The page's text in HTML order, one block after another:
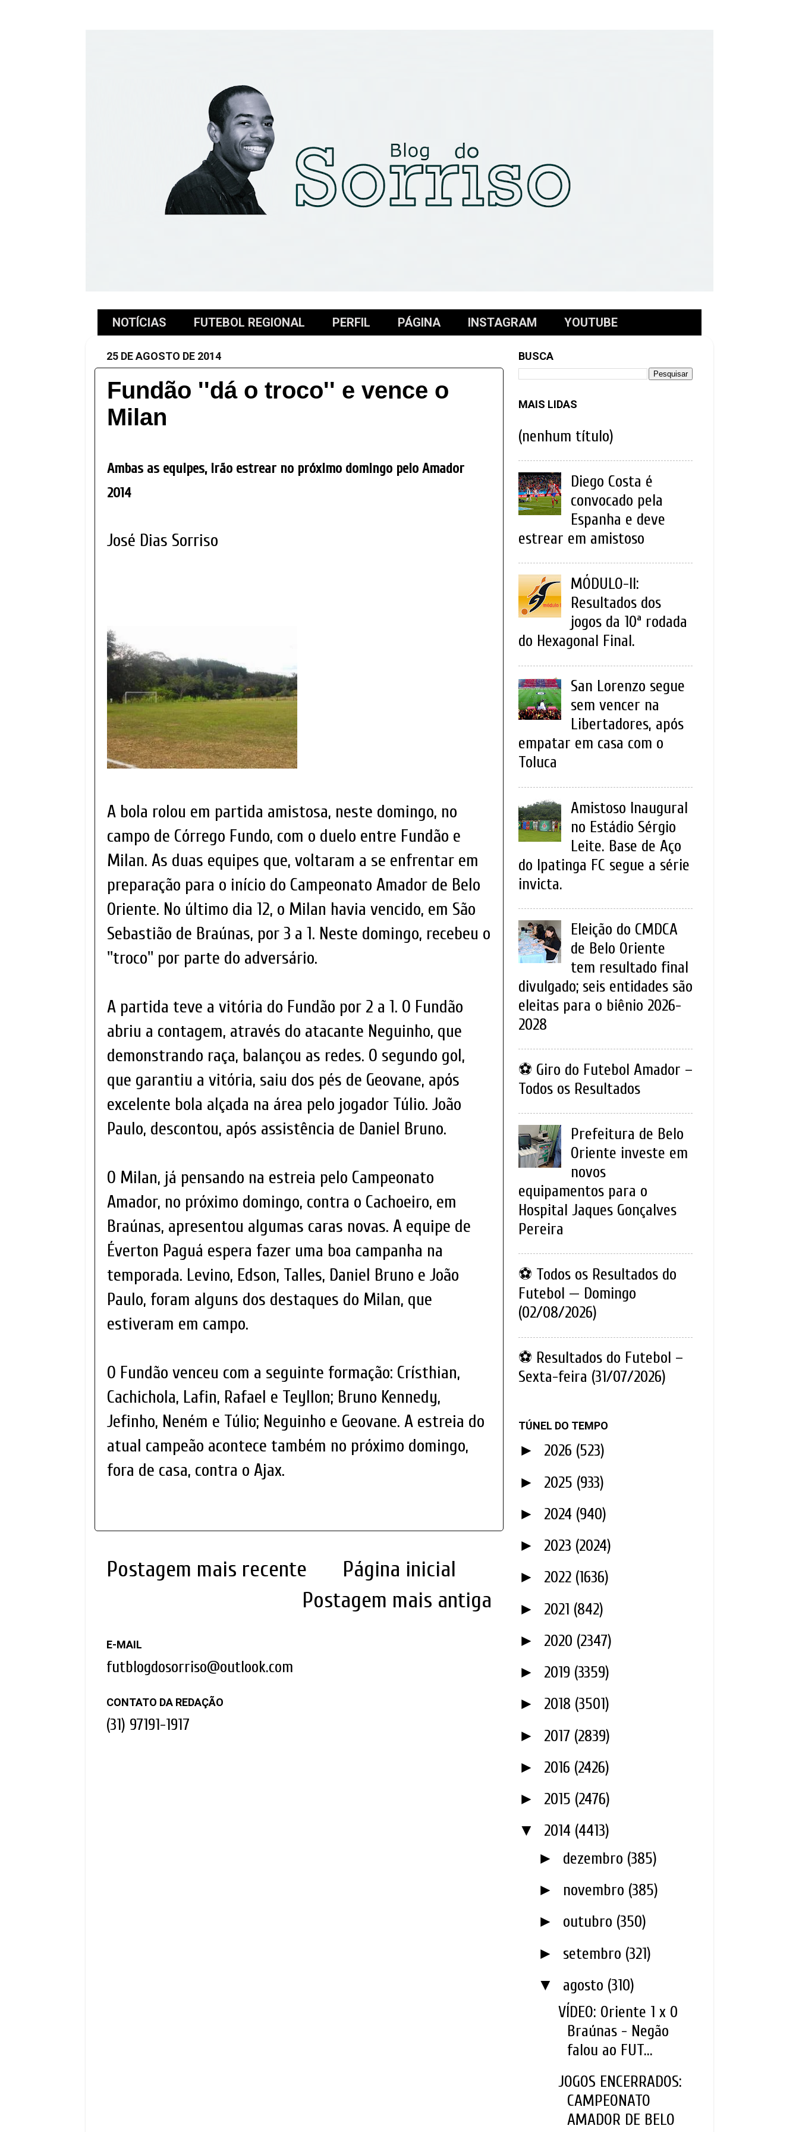
NOTÍCIAS FUTEBOL REGIONAL PERFIL PÁGINA INSTAGRAM YOUTUBE
25 DE AGOSTO DE 2014
Fundão ''dá o troco'' e vence o
Milan
Ambas as equipes, irão estrear no próximo domingo pelo Amador
2014
José Dias Sorriso
A bola rolou em partida amistosa, neste domingo, no
campo de Córrego Fundo, com o duelo entre Fundão e
Milan. As duas equipes que, voltaram a se enfrentar em
preparação para o início do Campeonato Amador de Belo
Oriente. No último dia 12, o Milan havia vencido, em São
Sebastião de Braúnas, por 3 a 1. Neste domingo, recebeu o
''troco'' por parte do adversário.
A partida teve a vitória do Fundão por 2 a 1. O Fundão
abriu a contagem, através do atacante Neguinho, que
demonstrando raça, balançou as redes. O segundo gol,
que garantiu a vitória, saiu dos pés de Geovane, após
excelente bola alçada na área pelo jogador Túlio. João
Paulo, descontou, após assistência de Daniel Bruno.
O Milan, já pensando na estreia pelo Campeonato
Amador, no próximo domingo, contra o Cachoeiro, em
Braúnas, apresentou algumas caras novas. A equipe de
Éverton Paguá espera fazer uma boa campanha na
temporada. Levino, Edson, Talles, Daniel Bruno e João
Paulo, foram alguns dos destaques do Milan, que
estiveram em campo.
O Fundão venceu com a seguinte formação: Crísthian,
Cachichola, Lafin, Rafael e Teyllon; Bruno Kennedy,
Jefinho, Neném e Túlio; Neguinho e Geovane. A estreia do
atual campeão acontece também no próximo domingo,
fora de casa, contra o Ajax.
Postagem mais recente
Postagem mais antiga
Página inicial
E-MAIL
futblogdosorriso@outlook.com
CONTATO DA REDAÇÃO
(31) 97191-1917
BUSCA
MAIS LIDAS
(nenhum título)
Diego Costa é
convocado pela
Espanha e deve
estrear em amistoso
MÓDULO-II:
Resultados dos
jogos da 10ª rodada
do Hexagonal Final.
San Lorenzo segue
sem vencer na
Libertadores, após
empatar em casa com o
Toluca
Amistoso Inaugural
no Estádio Sérgio
Leite. Base de Aço
do Ipatinga FC segue a série
invicta.
Eleição do CMDCA
de Belo Oriente
tem resultado final
divulgado; seis entidades são
eleitas para o biênio 2026-
2028
⚽ Giro do Futebol Amador –
Todos os Resultados
Prefeitura de Belo
Oriente investe em
novos
equipamentos para o
Hospital Jaques Gonçalves
Pereira
⚽ Todos os Resultados do
Futebol — Domingo
(02/08/2026)
⚽ Resultados do Futebol –
Sexta-feira (31/07/2026)
TÚNEL DO TEMPO
► 2026 (523)
► 2025 (933)
► 2024 (940)
► 2023 (2024)
► 2022 (1636)
► 2021 (842)
► 2020 (2347)
► 2019 (3359)
► 2018 (3501)
► 2017 (2839)
► 2016 (2426)
► 2015 (2476)
▼ 2014 (4413)
► dezembro (385)
► novembro (385)
► outubro (350)
► setembro (321)
▼ agosto (310)
VÍDEO: Oriente 1 x 0
Braúnas - Negão
falou ao FUT...
JOGOS ENCERRADOS:
CAMPEONATO
AMADOR DE BELO